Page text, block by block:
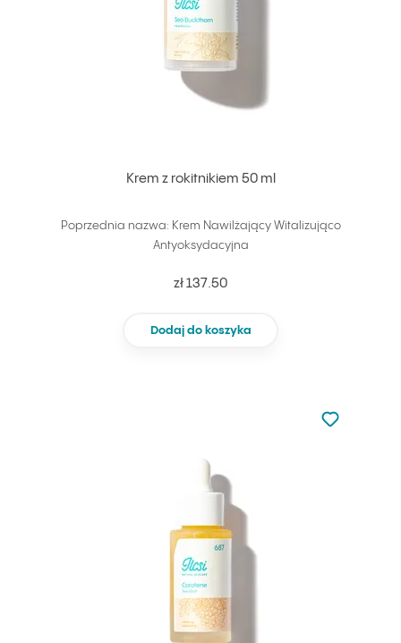
Krem z rokitnikiem 50 ml
Poprzednia nazwa: Krem Nawilżający Witalizująco
Antyoksydacyjna
zł 137.50
Dodaj do koszyka
Nie dodano
Dodaj do